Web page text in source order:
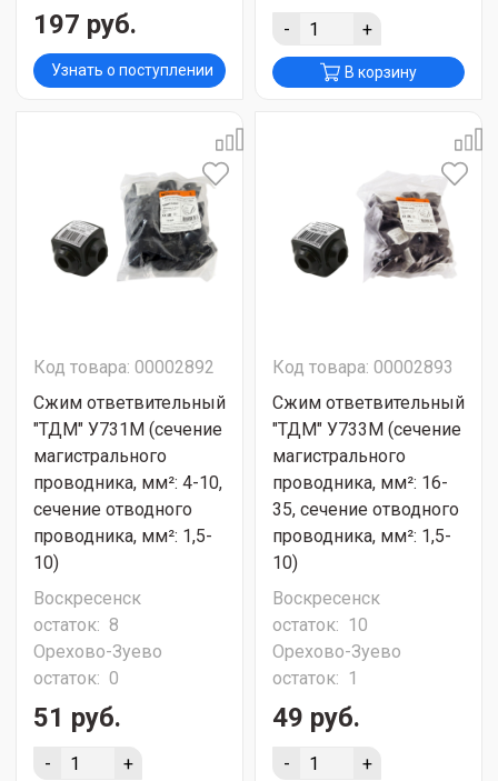
197 руб.
Узнать о поступлении
- +
В корзину
Код товара: 00002892
Сжим ответвительный
"ТДМ" У731М (сечение
магистрального
проводника, мм²: 4-10,
сечение отводного
проводника, мм²: 1,5-
10)
Воскресенск
остаток: 8
Орехово-Зуево
остаток: 0
51 руб.
- +
Код товара: 00002893
Сжим ответвительный
"ТДМ" У733М (сечение
магистрального
проводника, мм²: 16-
35, сечение отводного
проводника, мм²: 1,5-
10)
Воскресенск
остаток: 10
Орехово-Зуево
остаток: 1
49 руб.
- +